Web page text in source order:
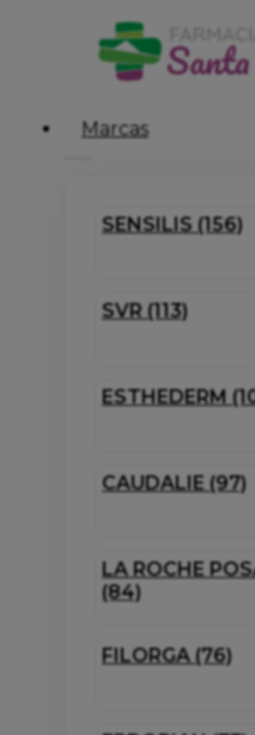
Marcas
SENSILIS (156)
SVR (113)
ESTHEDERM
CAUDALIE (97)
LA ROCHE
(84)
FILORGA (76)